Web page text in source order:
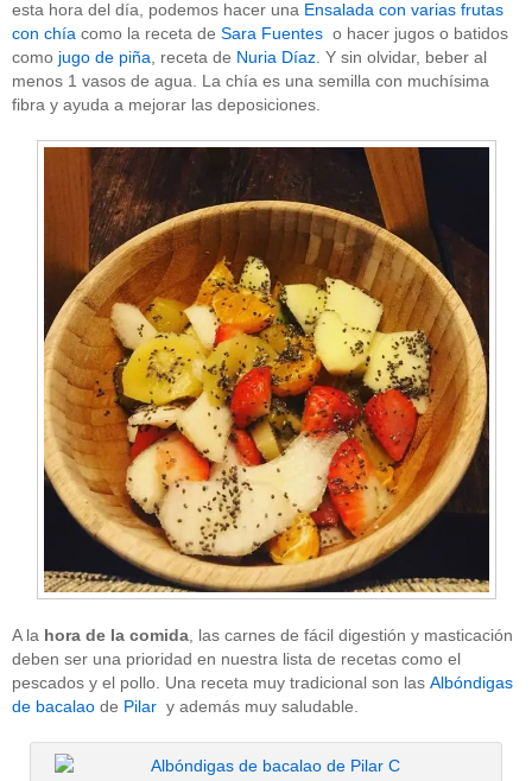
esta hora del día, podemos hacer una Ensalada con varias frutas
con chía como la receta de Sara Fuentes o hacer jugos o batidos
como jugo de piña , receta de Nuria Díaz . Y sin olvidar, beber al
menos 1 vasos de agua. La chía es una semilla con muchísima
fibra y ayuda a mejorar las deposiciones.
A la hora de la comida , las carnes de fácil digestión y masticación
deben ser una prioridad en nuestra lista de recetas como el
pescados y el pollo. Una receta muy tradicional son las Albóndigas
de bacalao de Pilar y además muy saludable.